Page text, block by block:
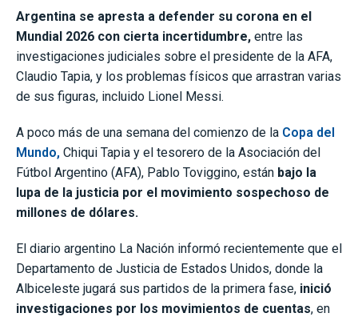
Argentina se apresta a defender su corona en el
Mundial 2026 con cierta incertidumbre, entre las
investigaciones judiciales sobre el presidente de la AFA,
Claudio Tapia, y los problemas físicos que arrastran varias
de sus figuras, incluido Lionel Messi.
A poco más de una semana del comienzo de la Copa del
Mundo, Chiqui Tapia y el tesorero de la Asociación del
Fútbol Argentino (AFA), Pablo Toviggino, están bajo la
lupa de la justicia por el movimiento sospechoso de
millones de dólares.
El diario argentino La Nación informó recientemente que el
Departamento de Justicia de Estados Unidos, donde la
Albiceleste jugará sus partidos de la primera fase, inició
investigaciones por los movimientos de cuentas, en